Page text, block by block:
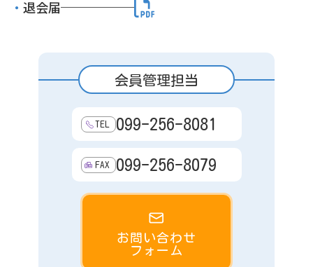
・ 退会届
会員管理担当
TEL 099-256-8081
FAX 099-256-8079
お問い合わせ
フォーム